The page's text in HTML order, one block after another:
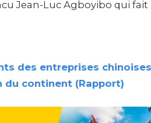
Jean-Luc Agboyibo qui fait
des entreprises
du continent (Rapport)